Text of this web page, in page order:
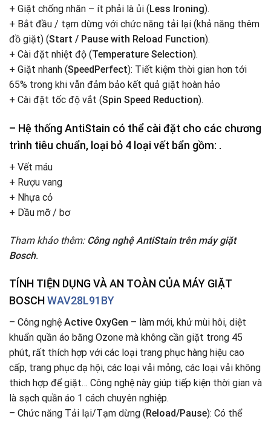
+ Giặt chống nhăn – ít phải là ủi (Less Ironing).
+ Bắt đầu / tạm dừng với chức năng tải lại (khả năng thêm
đồ giặt) (Start / Pause with Reload Function).
+ Cài đặt nhiệt độ (Temperature Selection).
+ Giặt nhanh (SpeedPerfect): Tiết kiệm thời gian hơn tới
65% trong khi vẫn đảm bảo kết quả giặt hoàn hảo
+ Cài đặt tốc độ vắt (Spin Speed Reduction).
– Hệ thốngAntiStain có thể cài đặt cho các chương
trình tiêu chuẩn, loại bỏ 4 loại vết bẩn gồm: .
+ Vết máu
+ Rượu vang
+ Nhựa cỏ
+ Dầu mỡ / bơ
Tham khảo thêm: Công nghệ AntiStain trên máy giặt
Bosch.
TÍNH TIỆN DỤNG VÀ AN TOÀN CỦA MÁY GIẶT
BOSCHWAV28L91BY
– Công nghệ Active OxyGen – làm mới, khử mùi hôi, diệt
khuẩn quần áo bằng Ozone mà không cần giặt trong 45
phút, rất thích hợp với các loại trang phục hàng hiệu cao
cấp, trang phục dạ hội, các loại vải mỏng, các loại vải không
thich hợp để giặt… Công nghệ này giúp tiếp kiện thời gian và
là sạch quần áo 1 cách chuyên nghiệp.
– Chức năng Tải lại/Tạm dừng ( Reload/Pause): Có thể